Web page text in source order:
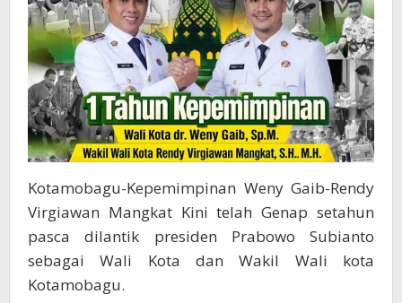
Kotamobagu-Kepemimpinan Weny Gaib-Rendy
Virgiawan Mangkat Kini telah Genap setahun
pasca dilantik presiden Prabowo Subianto
sebagai Wali Kota dan Wakil Wali kota
Kotamobagu.